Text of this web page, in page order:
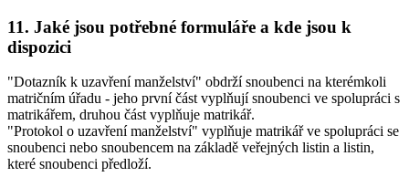
11. Jaké jsou potřebné formuláře a kde jsou k
dispozici
"Dotazník k uzavření manželství" obdrží snoubenci na kterémkoli
matričním úřadu - jeho první část vyplňují snoubenci ve spolupráci s
matrikářem, druhou část vyplňuje matrikář.
"Protokol o uzavření manželství" vyplňuje matrikář ve spolupráci se
snoubenci nebo snoubencem na základě veřejných listin a listin,
které snoubenci předloží.